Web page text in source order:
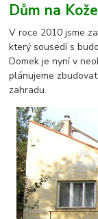
Dům na
V roce 2010 jsme
který sousedí s
Domek je nyní v
plánujeme
zahradu.